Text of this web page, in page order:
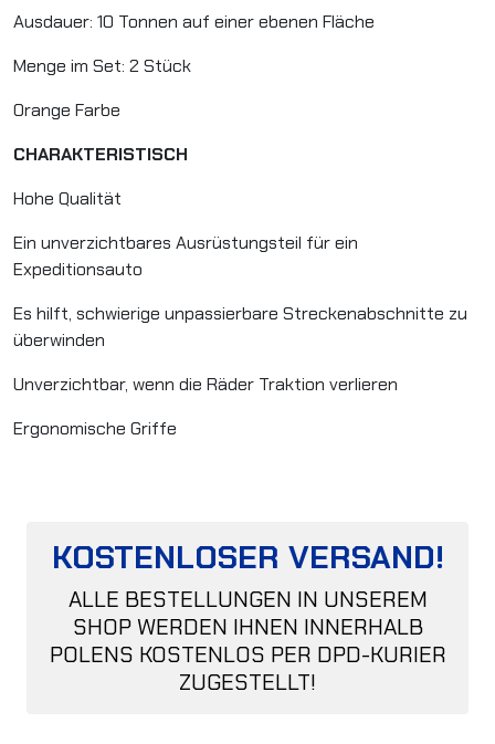
Ausdauer: 10 Tonnen auf einer ebenen Fläche
Menge im Set: 2 Stück
Orange Farbe
CHARAKTERISTISCH
Hohe Qualität
Ein unverzichtbares Ausrüstungsteil für ein
Expeditionsauto
Es hilft, schwierige unpassierbare Streckenabschnitte zu
überwinden
Unverzichtbar, wenn die Räder Traktion verlieren
Ergonomische Griffe
KOSTENLOSER VERSAND!
ALLE BESTELLUNGEN IN UNSEREM
SHOP WERDEN IHNEN INNERHALB
POLENS KOSTENLOS PER DPD-KURIER
ZUGESTELLT!